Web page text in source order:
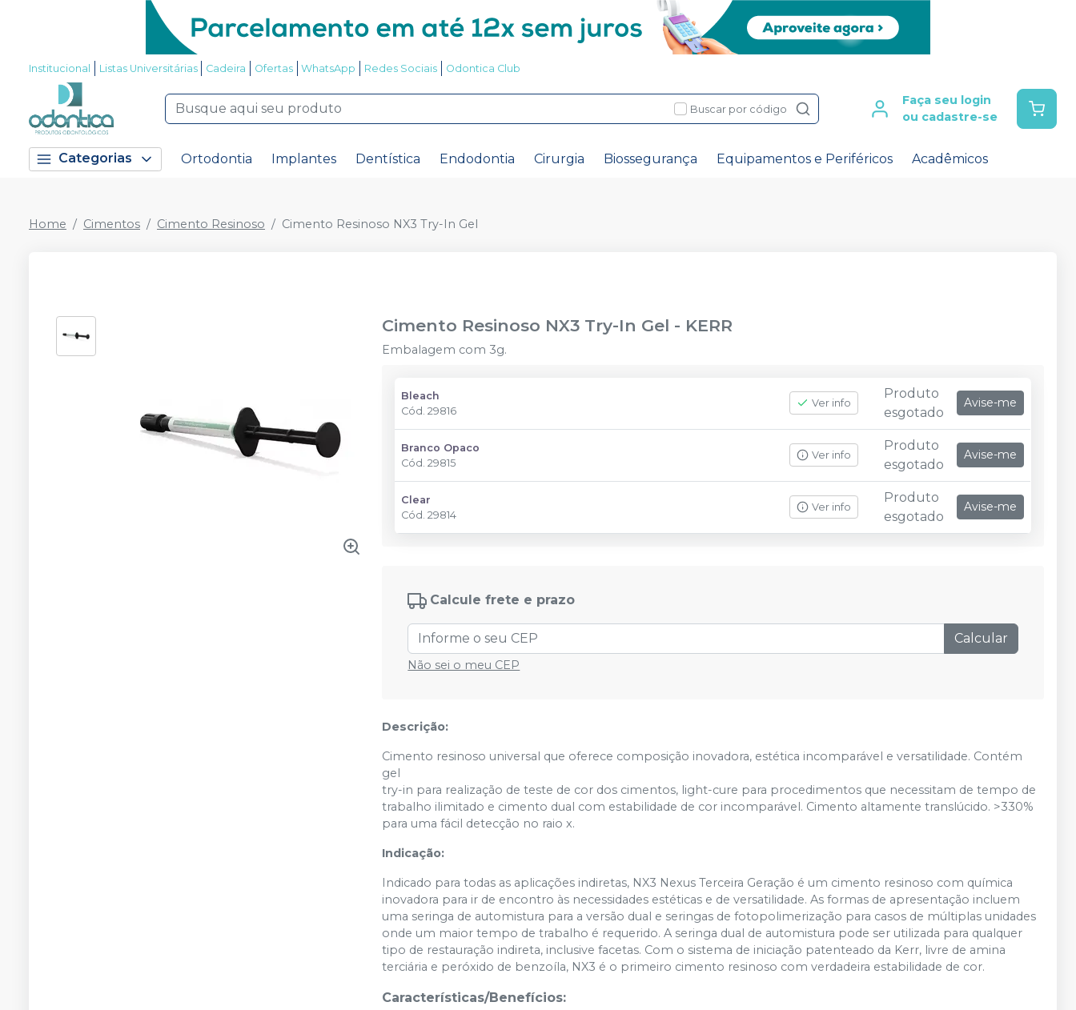
Institucional Listas Universitárias Cadeira Ofertas WhatsApp Redes Sociais Odontica Club
Buscar por código
Faça seu login
ou cadastre-se
Categorias Ortodontia Implantes Dentística Endodontia Cirurgia Biossegurança Equipamentos e Periféricos Acadêmicos
Home Cimentos Cimento Resinoso Cimento Resinoso NX3 Try-In Gel
Cimento Resinoso NX3 Try-In Gel - KERR
Embalagem com 3g.
Bleach
Cód.29816
Ver info
Produto
esgotado
Avise-me
Branco Opaco
Cód.29815
Ver info
Produto
esgotado
Avise-me
Clear
Cód.29814
Ver info
Produto
esgotado
Avise-me
Calcule frete e prazo
Calcular
Não sei o meu CEP
Descrição:
Cimento resinoso universal que oferece composição inovadora, estética incomparável e versatilidade. Contém
gel
try-in para realização de teste de cor dos cimentos, light-cure para procedimentos que necessitam de tempo de
trabalho ilimitado e cimento dual com estabilidade de cor incomparável. Cimento altamente translúcido. >330%
para uma fácil detecção no raio x.
Indicação:
Indicado para todas as aplicações indiretas, NX3 Nexus Terceira Geração é um cimento resinoso com química
inovadora para ir de encontro às necessidades estéticas e de versatilidade. As formas de apresentação incluem
uma seringa de automistura para a versão dual e seringas de fotopolimerização para casos de múltiplas unidades
onde um maior tempo de trabalho é requerido. A seringa dual de automistura pode ser utilizada para qualquer
tipo de restauração indireta, inclusive facetas. Com o sistema de iniciação patenteado da Kerr, livre de amina
terciária e peróxido de benzoíla, NX3 é o primeiro cimento resinoso com verdadeira estabilidade de cor.
Características/Benefícios: